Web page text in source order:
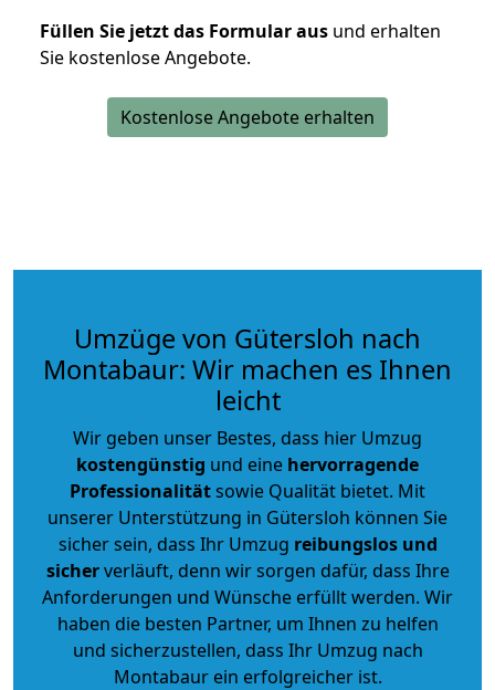
Füllen Sie jetzt das Formular aus und erhalten
Sie kostenlose Angebote.
Kostenlose Angebote erhalten
Umzüge von Gütersloh nach
Montabaur: Wir machen es Ihnen
leicht
Wir geben unser Bestes, dass hier Umzug
kostengünstig und eine hervorragende
Professionalitätsowie Qualität bietet. Mit
unserer Unterstützung in Gütersloh können Sie
sicher sein, dass Ihr Umzug reibungslos und
sicherverläuft, denn wir sorgen dafür, dass Ihre
Anforderungen und Wünsche erfüllt werden. Wir
haben die besten Partner, um Ihnen zu helfen
und sicherzustellen, dass Ihr Umzug nach
Montabaur ein erfolgreicher ist.